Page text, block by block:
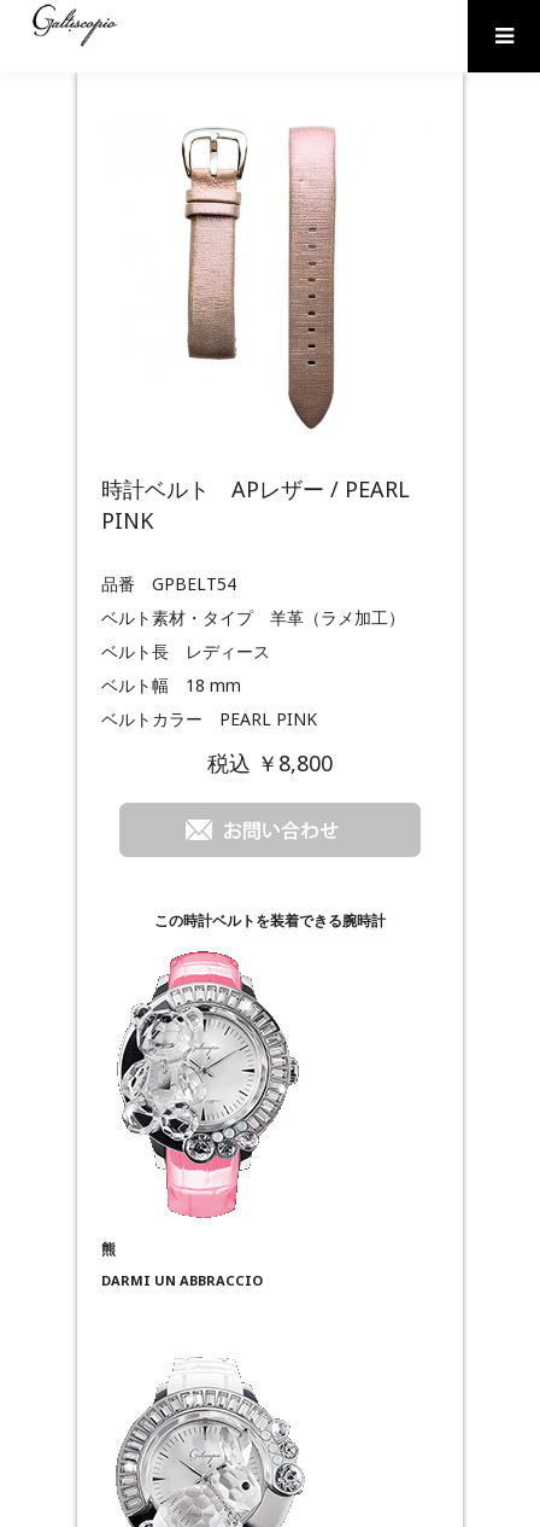
時計ベルト APレザー / PEARL
PINK
品番 GPBELT54
ベルト素材・タイプ 羊革（ラメ加工）
ベルト長 レディース
ベルト幅 18 mm
ベルトカラー PEARL PINK
税込 ￥8,800
この時計ベルトを装着できる腕時計
熊
DARMI UN ABBRACCIO